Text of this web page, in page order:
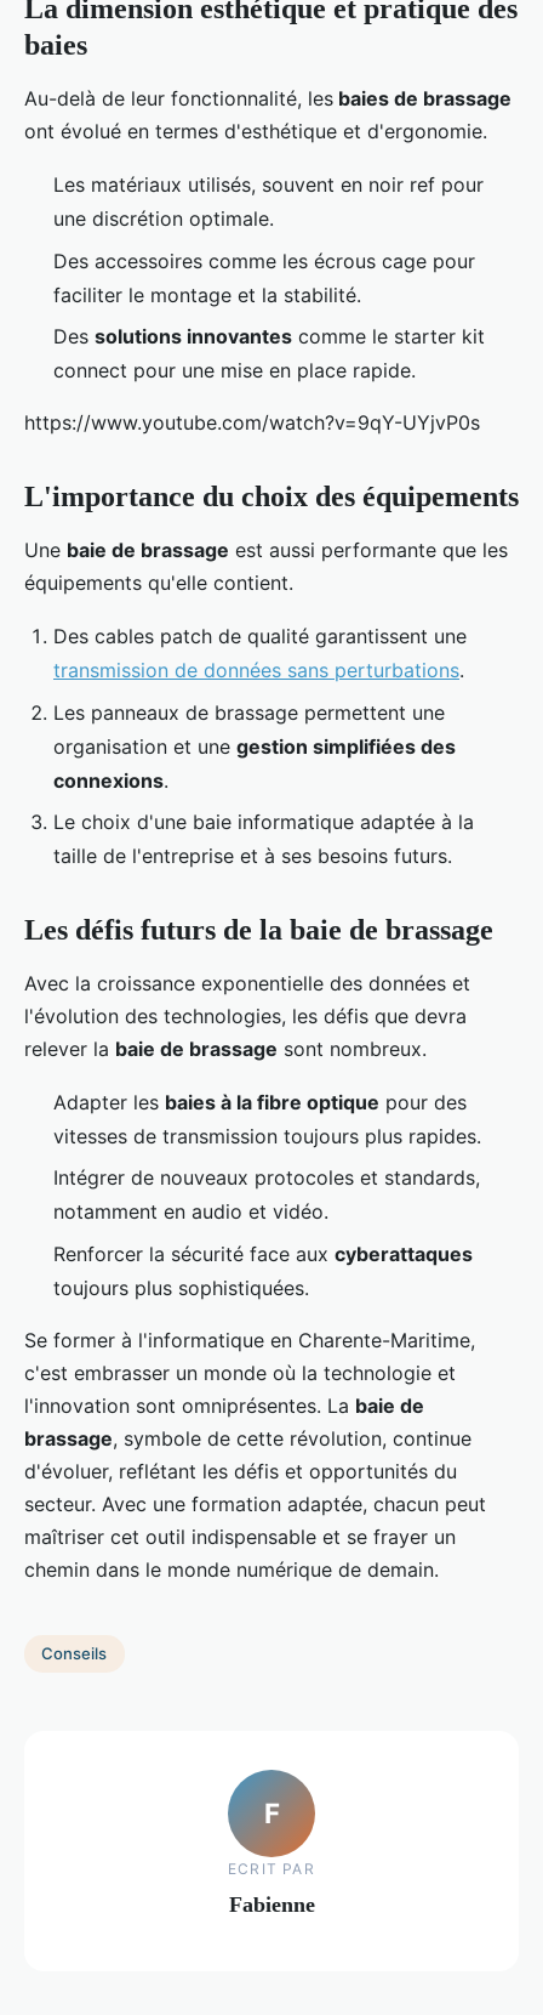
La dimension esthétique et pratique des
baies
Au-delà de leur fonctionnalité, les baies de brassage
ont évolué en termes d'esthétique et d'ergonomie.
Les matériaux utilisés, souvent en noir ref pour
une discrétion optimale.
Des accessoires comme les écrous cage pour
faciliter le montage et la stabilité.
Des solutions innovantes comme le starter kit
connect pour une mise en place rapide.
https://www.youtube.com/watch?v=9qY-UYjvP0s
L'importance du choix des équipements
Une baie de brassage est aussi performante que les
équipements qu'elle contient.
Des cables patch de qualité garantissent une
transmission de données sans perturbations.
Les panneaux de brassage permettent une
organisation et une gestion simplifiées des
connexions.
Le choix d'une baie informatique adaptée à la
taille de l'entreprise et à ses besoins futurs.
Les défis futurs de la baie de brassage
Avec la croissance exponentielle des données et
l'évolution des technologies, les défis que devra
relever la baie de brassage sont nombreux.
Adapter les baies à la fibre optique pour des
vitesses de transmission toujours plus rapides.
Intégrer de nouveaux protocoles et standards,
notamment en audio et vidéo.
Renforcer la sécurité face aux cyberattaques
toujours plus sophistiquées.
Se former à l'informatique en Charente-Maritime,
c'est embrasser un monde où la technologie et
l'innovation sont omniprésentes. La baie de
brassage, symbole de cette révolution, continue
d'évoluer, reflétant les défis et opportunités du
secteur. Avec une formation adaptée, chacun peut
maîtriser cet outil indispensable et se frayer un
chemin dans le monde numérique de demain.
Conseils
F
ECRIT PAR
Fabienne